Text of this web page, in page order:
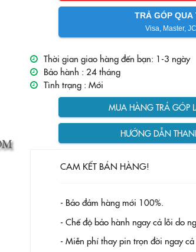
TRẢ GÓP QUA
Visa, Master,
Thời gian giao hàng đến bạn: 1-3 ngày
Bảo hành : 24 tháng
Tình trạng : Mới
MUA HÀNG TRẢ GÓP
HƯỚNG DẪN
CAM KẾT BÁN HÀNG!
- Bảo đảm hàng mới 100%.
- Chế độ bảo hành ngay cả lỗi do
- Miễn phí thay pin trọn đời ngay